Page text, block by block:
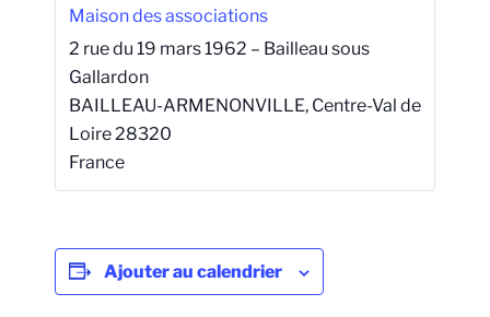
Maison des associations
2 rue du 19 mars 1962 – Bailleau sous
Gallardon
BAILLEAU-ARMENONVILLE, Centre-Val de
Loire28320
France
Ajouter au calendrier